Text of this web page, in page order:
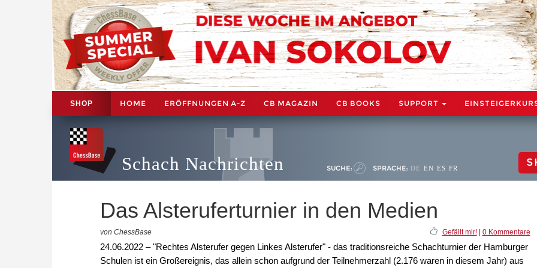
SHOP HOME ERÖFFNUNGEN A-Z CB MAGAZIN CB BOOKS SUPPORT
Schach Nachrichten SUCHE: SPRACHE: DE EN ES FR
Das Alsteruferturnier in den Medien
von ChessBase Gefällt mir!| 0 Kommentare
24.06.2022 – "Rechtes Alsterufer gegen Linkes Alsterufer" - das traditionsreiche Schachturnier der Hamburger
Schulen ist ein Großereignis, das allein schon aufgrund der Teilnehmerzahl (2.176 waren in diesem Jahr) aus